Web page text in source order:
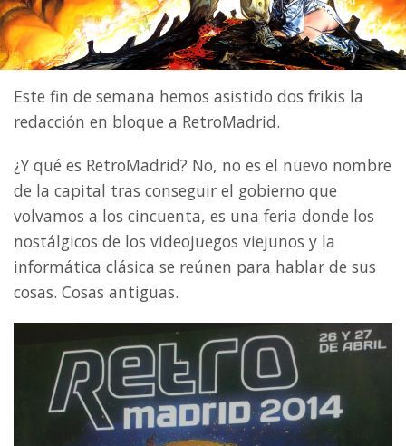
Este fin de semana hemos asistido dos frikis la
redacción en bloque a RetroMadrid.
¿Y qué es RetroMadrid? No, no es el nuevo nombre
de la capital tras conseguir el gobierno que
volvamos a los cincuenta, es una feria donde los
nostálgicos de los videojuegos viejunos y la
informática clásica se reúnen para hablar de sus
cosas. Cosas antiguas.